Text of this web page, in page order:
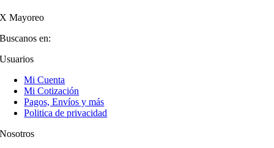
X Mayoreo
Buscanos en:
Usuarios
Mi Cuenta
Mi Cotización
Pagos, Envíos y más
Politica de privacidad
Nosotros